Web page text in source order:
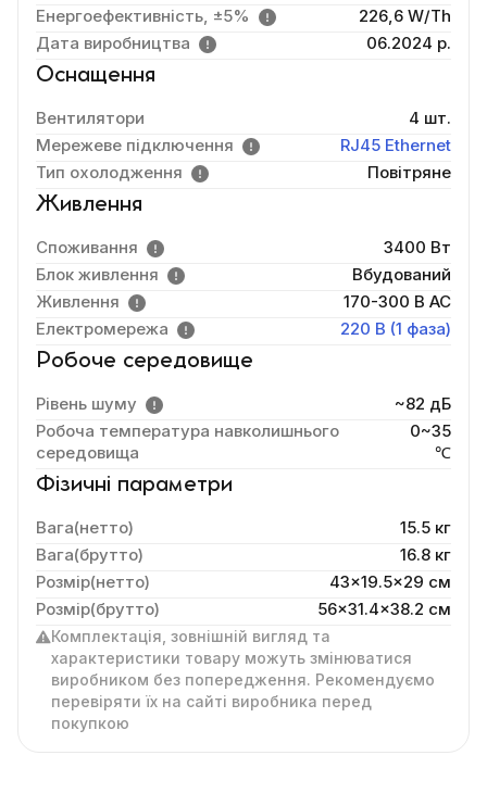
Енергоефективність, ±5%
226,6 W/Th
Дата виробництва
06.2024 р.
Оснащення
Вентилятори
4 шт.
Мережеве підключення
RJ45 Ethernet
Тип охолодження
Повітряне
Живлення
Споживання
3400 Вт
Блок живлення
Вбудований
Живлення
170-300 В AC
Електромережа
220 В (1 фаза)
Робоче середовище
Рівень шуму
~82 дБ
Робоча температура навколишнього
середовища
0~35
℃
Фізичні параметри
Вага(нетто)
15.5 кг
Вага(брутто)
16.8 кг
Розмір(нетто)
43x19.5x29 cм
Розмір(брутто)
56x31.4x38.2 см
Комплектація, зовнішній вигляд та
характеристики товару можуть змінюватися
виробником без попередження. Рекомендуємо
перевіряти їх на сайті виробника перед
покупкою